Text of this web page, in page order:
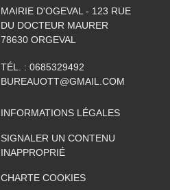
MAIRIE D'OGEVAL - 123 RUE
DU DOCTEUR MAURER
78630 ORGEVAL
TÉL. : 0685329492
BUREAUOTT@GMAIL.COM
INFORMATIONS LÉGALES
SIGNALER UN CONTENU
INAPPROPRIÉ
CHARTE COOKIES